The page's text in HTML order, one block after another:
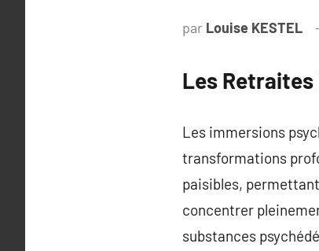
par Louise KESTEL
Les Retraites
Les immersions
transformations
paisibles,
concentrer
substances